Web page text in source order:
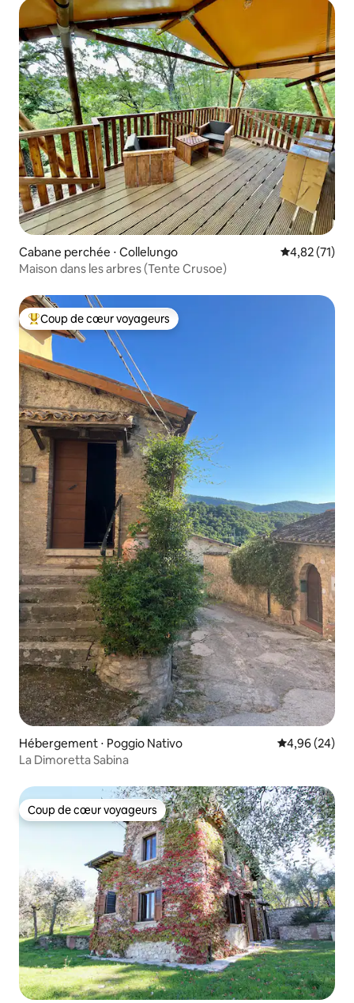
Cabane perchée ⋅ Collelungo Évaluation
4,82 (71)
Maison dans les arbres (Tente Crusoe)
Coups de cœur voyageurs les plus appréciés
Coup de cœur voyageurs
Hébergement ⋅ Poggio Nativo Évaluation
4,96 (24)
La Dimoretta Sabina
Coup de cœur voyageurs
Coup de cœur voyageurs